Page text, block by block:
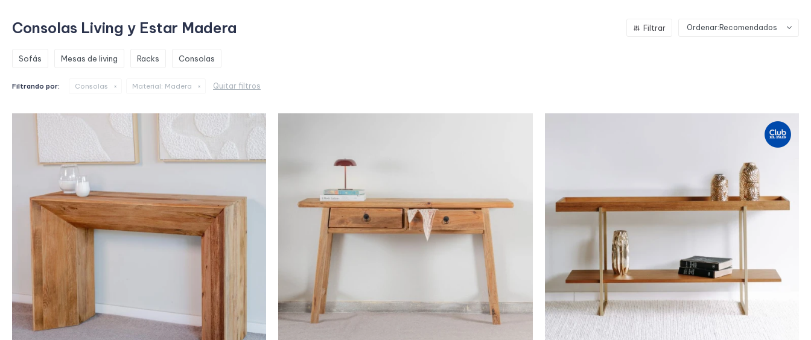
Consolas Living y Estar Madera Recomendados
Sofás Mesas de living Racks Consolas
Filtrando por: Consolas Material: Madera Quitar filtros